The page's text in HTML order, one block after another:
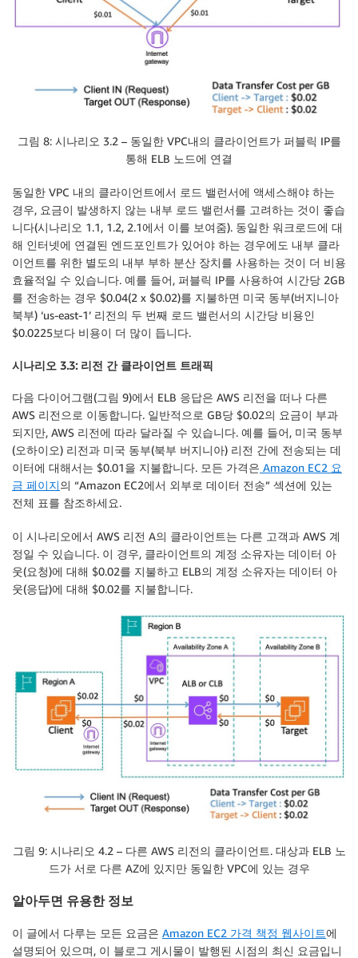
그림 8: 시나리오 3.2 – 동일한 VPC내의 클라이언트가 퍼블릭 IP를
통해 ELB 노드에 연결
동일한 VPC 내의 클라이언트에서 로드 밸런서에 액세스해야 하는
경우, 요금이 발생하지 않는 내부 로드 밸런서를 고려하는 것이 좋습
니다(시나리오 1.1, 1.2, 2.1에서 이를 보여줌). 동일한 워크로드에 대
해 인터넷에 연결된 엔드포인트가 있어야 하는 경우에도 내부 클라
이언트를 위한 별도의 내부 부하 분산 장치를 사용하는 것이 더 비용
효율적일 수 있습니다. 예를 들어, 퍼블릭 IP를 사용하여 시간당 2GB
를 전송하는 경우 $0.04(2 x $0.02)를 지불하면 미국 동부(버지니아
북부) ‘us-east-1’ 리전의 두 번째 로드 밸런서의 시간당 비용인
$0.0225보다 비용이 더 많이 듭니다.
시나리오 3.3: 리전 간 클라이언트 트래픽
다음 다이어그램(그림 9)에서 ELB 응답은 AWS 리전을 떠나 다른
AWS 리전으로 이동합니다. 일반적으로 GB당 $0.02의 요금이 부과
되지만, AWS 리전에 따라 달라질 수 있습니다. 예를 들어, 미국 동부
(오하이오) 리전과 미국 동부(북부 버지니아) 리전 간에 전송되는 데
이터에 대해서는 $0.01을 지불합니다. 모든 가격은 Amazon EC2 요
금 페이지의 “Amazon EC2에서 외부로 데이터 전송” 섹션에 있는
전체 표를 참조하세요.
이 시나리오에서 AWS 리전 A의 클라이언트는 다른 고객과 AWS 계
정일 수 있습니다. 이 경우, 클라이언트의 계정 소유자는 데이터 아
웃(요청)에 대해 $0.02를 지불하고 ELB의 계정 소유자는 데이터 아
웃(응답)에 대해 $0.02를 지불합니다.
그림 9: 시나리오 4.2 – 다른 AWS 리전의 클라이언트. 대상과 ELB 노
드가 서로 다른 AZ에 있지만 동일한 VPC에 있는 경우
알아두면 유용한 정보
이 글에서 다루는 모든 요금은 Amazon EC2 가격 책정 웹사이트에
설명되어 있으며, 이 블로그 게시물이 발행된 시점의 최신 요금입니